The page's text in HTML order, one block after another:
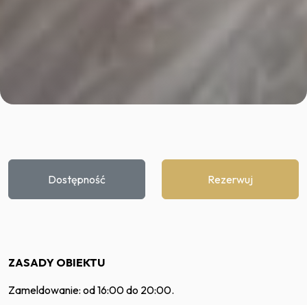
Dostępność Rezerwuj
ZASADY OBIEKTU
Zameldowanie: od 16:00 do 20:00.